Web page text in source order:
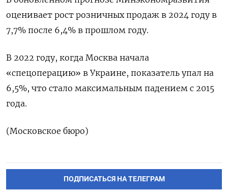
оценивает рост розничных продаж в 2024 году в
7,7% после 6,4% в прошлом году.
В 2022 году, когда Москва начала
«спецоперацию» в Украине, показатель упал на
6,5%, что стало максимальным падением с 2015
года.
(Московское бюро)
ПОДПИСАТЬСЯ НА ТЕЛЕГРАМ